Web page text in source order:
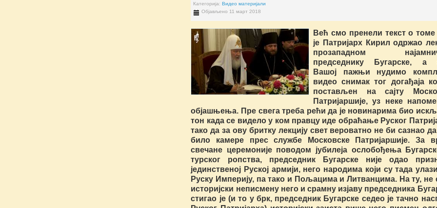
Категорија:Видео материјали
Објављено 11 март 2018
Већ смо пренели текст о томе
је Патријарх Кирил одржао
прозападном
председнику Бугарске, а
Вашој пажњи нудимо
видео снимак тог догађаја
постављен на сајту
Патријаршије, уз неке
објашњења. Пре свега треба рећи да је новинарима био
тон када се видело у ком правцу иде обраћање Руског
тако да за ову бритку лекцију свет вероватно не би сазнао да
било камере прес службе Московске Патријаршије. За
свечане церемоније поводом јубилеја ослобођења
турског ропства, председник Бугарске није одао
јединственој Руској армији, него народима који су тада
Руску Империју, па тако и Пољацима и Литванцима. На ту, не
историјски неписмену него и срамну изјаву председника
стигао је (и то у брк, председник Бугарске седео је тачно